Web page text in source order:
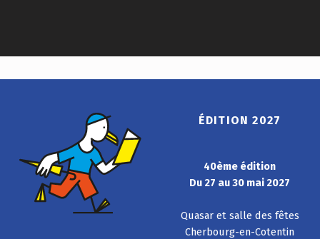
ÉDITION 2027
40ème édition
Du 27 au 30 mai 2027
Quasar et salle des fêtes
Cherbourg-en-Cotentin